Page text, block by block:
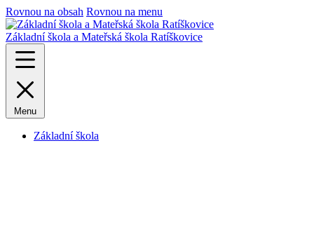
Rovnou na obsah Rovnou na menu
Základní škola a Mateřská škola Ratíškovice
Menu
Základní škola